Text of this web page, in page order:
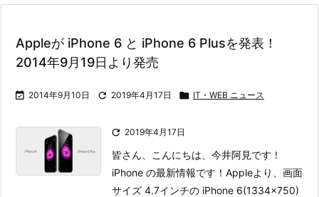
Appleが iPhone 6 と iPhone 6 Plusを発表！
2014年9月19日より発売
 2014年9月10日  2019年4月17日  IT・WEB ニュース
 2019年4月17日
皆さん、こんにちは、今井阿見です！
iPhone の最新情報です！Appleより、画面
サイズ 4.7インチの iPhone 6(1334×750)